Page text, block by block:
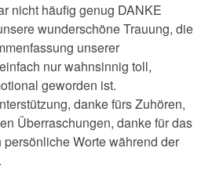
nicht häufig genug DANKE
wunderschöne Trauung, die
unserer
nur wahnsinnig toll,
geworden ist.
danke fürs Zuhören,
Überraschungen, danke für das
Worte während der